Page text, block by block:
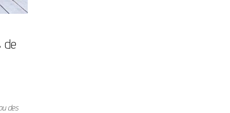
de
des